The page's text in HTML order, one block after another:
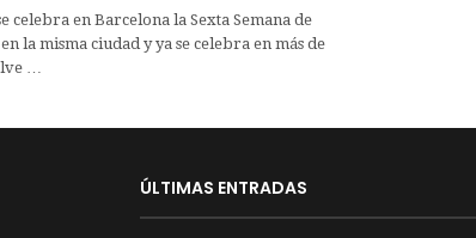
celebra en Barcelona la Sexta Semana de
la misma ciudad y ya se celebra en más de
…
ÚLTIMAS ENTRADAS